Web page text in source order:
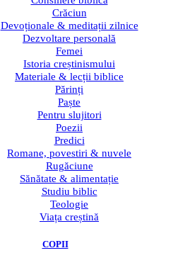
Crăciun
Devoționale & meditații zilnice
Dezvoltare personală
Femei
Istoria creștinismului
Materiale & lecții biblice
Părinți
Paște
Pentru slujitori
Poezii
Predici
Romane, povestiri & nuvele
Rugăciune
Sănătate & alimentație
Studiu biblic
Teologie
Viața creștină
COPII